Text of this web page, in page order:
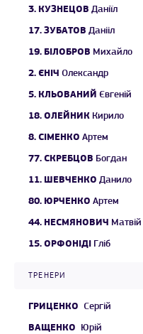
3. КУЗНЕЦОВ Даніїл
17. ЗУБАТОВ Данііл
19. БІЛОБРОВ Михайло
2. ЄНІЧ Олександр
5. КЛЬОВАНИЙ Євгеній
18. ОЛЕЙНИК Кирило
8. СІМЕНКО Артем
77. СКРЕБЦОВ Богдан
11. ШЕВЧЕНКО Данило
80. ЮРЧЕНКО Артем
44. НЕСМЯНОВИЧ Матвій
15. ОРФОНІДІ Гліб
ТРЕНЕРИ
ГРИЦЕНКО Сергій
ВАЩЕНКО Юрій